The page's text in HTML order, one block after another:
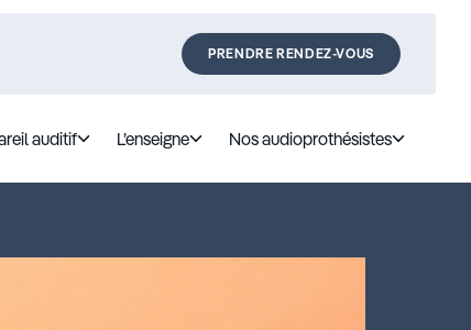
PRENDRE RENDEZ-VOUS
auditif L’enseigne Nos audioprothésistes